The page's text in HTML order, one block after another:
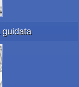
guidata